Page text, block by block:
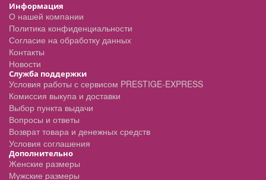
Информация
О нашей компании
Политика конфиденциальности
Согласие на обработку данных
Контакты
Новости
Служба поддержки
Условия работы с сервисом PRESTIGE-EXPRESS
Комиссия выкупа и доставки
Выбор пункта выдачи
Вопросы и ответы
Возврат товара и денежных средств
Условия соглашения
Дополнительно
Женские размеры
Мужские размеры